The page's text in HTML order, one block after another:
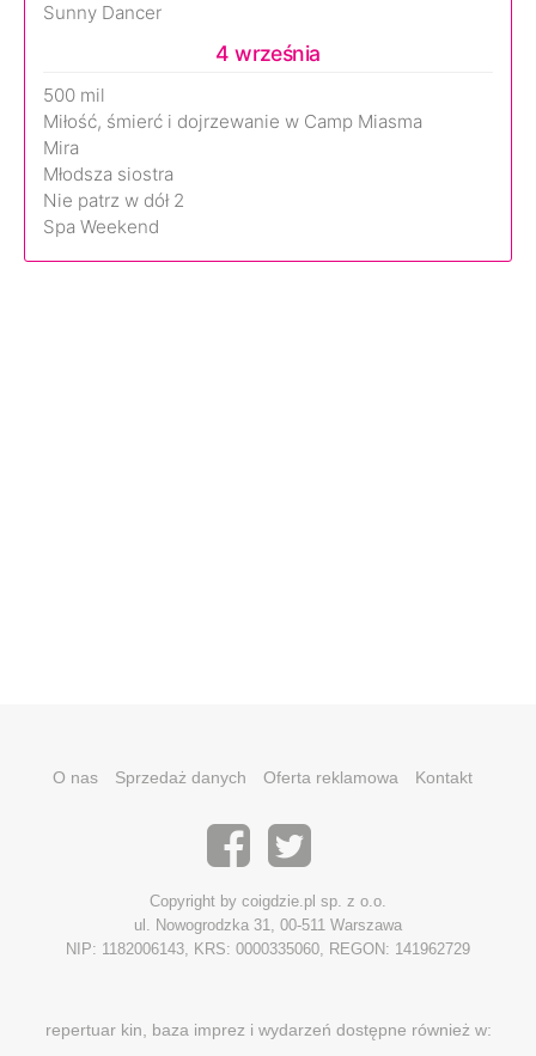
Sunny Dancer
4 września
500 mil
Miłość, śmierć i dojrzewanie w Camp Miasma
Mira
Młodsza siostra
Nie patrz w dół 2
Spa Weekend
O nas Sprzedaż danych Oferta reklamowa Kontakt
Copyright by coigdzie.pl sp. z o.o.
ul. Nowogrodzka 31, 00-511 Warszawa
NIP: 1182006143, KRS: 0000335060, REGON: 141962729
repertuar kin, baza imprez i wydarzeń dostępne również w: